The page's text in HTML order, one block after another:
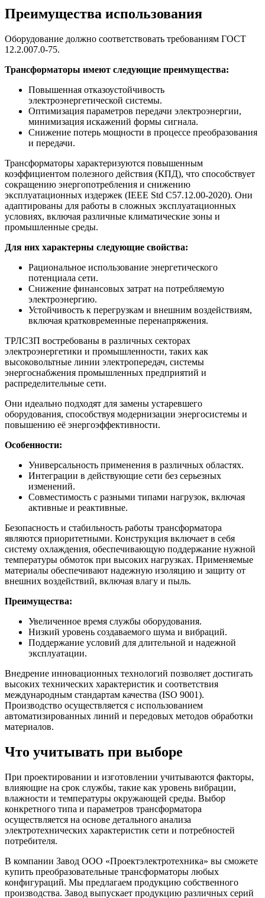
Преимущества использования
Оборудование должно соответствовать требованиям ГОСТ
12.2.007.0-75.
Трансформаторы имеют следующие преимущества:
Повышенная отказоустойчивость
электроэнергетической системы.
Оптимизация параметров передачи электроэнергии,
минимизация искажений формы сигнала.
Снижение потерь мощности в процессе преобразования
и передачи.
Трансформаторы характеризуются повышенным
коэффициентом полезного действия (КПД), что способствует
сокращению энергопотребления и снижению
эксплуатационных издержек (IEEE Std C57.12.00-2020). Они
адаптированы для работы в сложных эксплуатационных
условиях, включая различные климатические зоны и
промышленные среды.
Для них характерны следующие свойства:
Рациональное использование энергетического
потенциала сети.
Снижение финансовых затрат на потребляемую
электроэнергию.
Устойчивость к перегрузкам и внешним воздействиям,
включая кратковременные перенапряжения.
ТРЛСЗП востребованы в различных секторах
электроэнергетики и промышленности, таких как
высоковольтные линии электропередач, системы
энергоснабжения промышленных предприятий и
распределительные сети.
Они идеально подходят для замены устаревшего
оборудования, способствуя модернизации энергосистемы и
повышению её энергоэффективности.
Особенности:
Универсальность применения в различных областях.
Интеграции в действующие сети без серьезных
изменений.
Совместимость с разными типами нагрузок, включая
активные и реактивные.
Безопасность и стабильность работы трансформатора
являются приоритетными. Конструкция включает в себя
систему охлаждения, обеспечивающую поддержание нужной
температуры обмоток при высоких нагрузках. Применяемые
материалы обеспечивают надежную изоляцию и защиту от
внешних воздействий, включая влагу и пыль.
Преимущества:
Увеличенное время службы оборудования.
Низкий уровень создаваемого шума и вибраций.
Поддержание условий для длительной и надежной
эксплуатации.
Внедрение инновационных технологий позволяет достигать
высоких технических характеристик и соответствия
международным стандартам качества (ISO 9001).
Производство осуществляется с использованием
автоматизированных линий и передовых методов обработки
материалов.
Что учитывать при выборе
При проектировании и изготовлении учитываются факторы,
влияющие на срок службы, такие как уровень вибрации,
влажности и температуры окружающей среды. Выбор
конкретного типа и параметров трансформатора
осуществляется на основе детального анализа
электротехнических характеристик сети и потребностей
потребителя.
В компании Завод ООО «Проектэлектротехника» вы сможете
купить преобразовательные трансформаторы любых
конфигураций. Мы предлагаем продукцию собственного
производства. Завод выпускает продукцию различных серий